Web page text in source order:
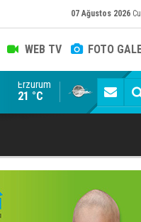
07 Ağustos 2026
WEB TV FOTO
Siyaset-Sermaye
Erzurum
21 °C